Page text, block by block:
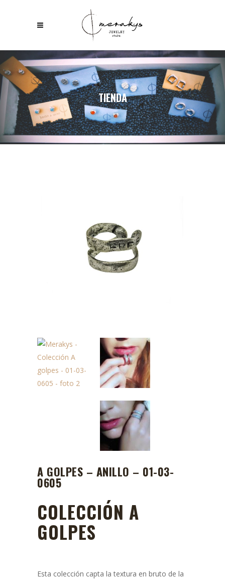
TIENDA
A GOLPES – ANILLO – 01-03-
0605
COLECCIÓN A
GOLPES
Esta colección capta la textura en bruto de la